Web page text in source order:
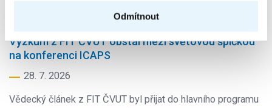
Odmítnout
Výzkum z FIT ČVUT obstál mezi světovou špičkou
na konferenci ICAPS
28. 7. 2026
Vědecký článek z FIT ČVUT byl přijat do hlavního programu